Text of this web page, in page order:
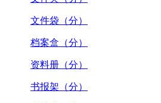
文件袋（分）
档案盒（分）
资料册（分）
书报架（分）